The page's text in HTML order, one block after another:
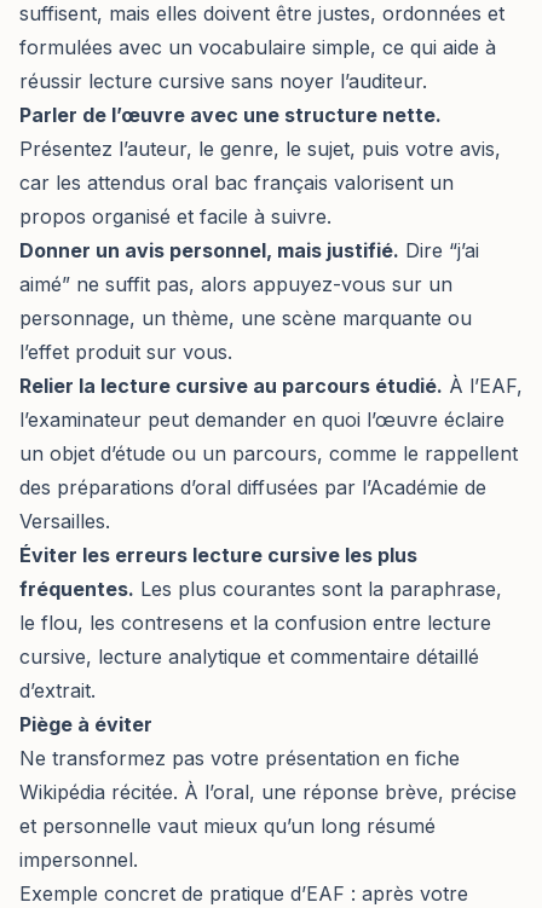
suffisent, mais elles doivent être justes, ordonnées et
formulées avec un vocabulaire simple, ce qui aide à
réussir lecture cursive sans noyer l’auditeur.
Parler de l’œuvre avec une structure nette.
Présentez l’auteur, le genre, le sujet, puis votre avis,
car les attendus oral bac français valorisent un
propos organisé et facile à suivre.
Donner un avis personnel, mais justifié. Dire “j’ai
aimé” ne suffit pas, alors appuyez-vous sur un
personnage, un thème, une scène marquante ou
l’effet produit sur vous.
Relier la lecture cursive au parcours étudié. À l’EAF,
l’examinateur peut demander en quoi l’œuvre éclaire
un objet d’étude ou un parcours, comme le rappellent
des préparations d’oral diffusées par l’Académie de
Versailles.
Éviter les erreurs lecture cursive les plus
fréquentes. Les plus courantes sont la paraphrase,
le flou, les contresens et la confusion entre lecture
cursive, lecture analytique et commentaire détaillé
d’extrait.
Piège à éviter
Ne transformez pas votre présentation en fiche
Wikipédia récitée. À l’oral, une réponse brève, précise
et personnelle vaut mieux qu’un long résumé
impersonnel.
Exemple concret de pratique d’EAF : après votre